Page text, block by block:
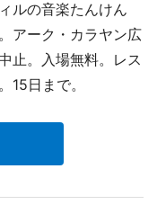
ルの音楽たんけん
アーク・カラヤン広
止。入場無料。レス
15日まで。